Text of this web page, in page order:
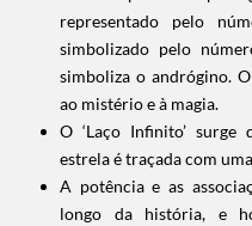
representado pelo
simbolizado pelo
simboliza o andrógino.
ao mistério e à magia.
O ‘Laço Infinito’surge
estrela é traçada com
A potência e as
longo da história, e